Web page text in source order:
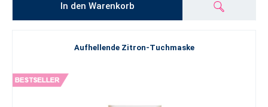
In den Warenkorb
Aufhellende Zitron-Tuchmaske